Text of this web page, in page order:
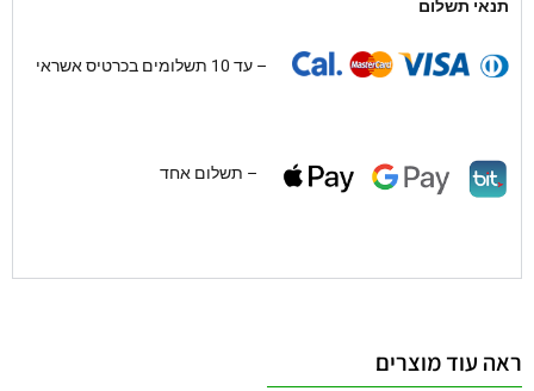
תנאי תשלום
– עד 10 תשלומים בכרטיס אשראי
– תשלום אחד
ראה עוד מוצרים